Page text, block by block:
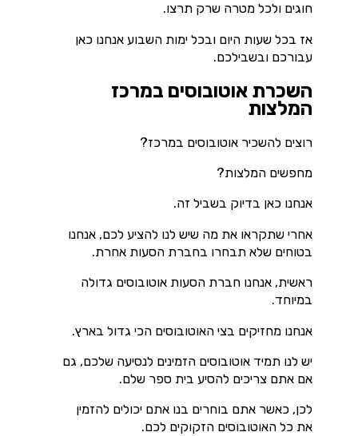
חוגים ולכל מטרה שרק תרצו.
אז בכל שעות היום ובכל ימות השבוע אנחנו כאן
עבורכם ובשבילכם.
השכרת אוטובוסים במרכז
המלצות
רוצים להשכיר אוטובוסים במרכז?
מחפשים המלצות?
אנחנו כאן בדיוק בשביל זה.
אחרי שתקראו את מה שיש לנו להציע לכם, אנחנו
בטוחים שלא תבחרו בחברת הסעות אחרת.
ראשית, אנחנו חברת הסעות אוטובוסים גדולה
במיוחד.
אנחנו מחזיקים בצי האוטובוסים הכי גדול בארץ.
יש לנו תמיד אוטובוסים הזמינים לנסיעה שלכם, גם
אם אתם צריכים להסיע בית ספר שלם.
לכן, כאשר אתם בוחרים בנו אתם יכולים להזמין
את כל האוטובוסים הזקוקים לכם.